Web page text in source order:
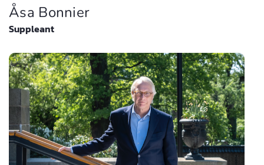
Åsa Bonnier
Suppleant